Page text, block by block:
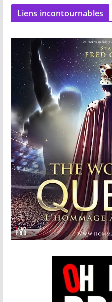
Liens incontournables